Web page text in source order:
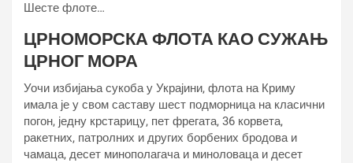
Шесте флоте…
ЦРНОМОРСКА ФЛОТА КАО СУЖАЊ
ЦРНОГ МОРА
Уочи избијања сукоба у Украјини, флота на Криму
имала је у свом саставу шест подморница на класични
погон, једну крстарицу, пет фрегата, 36 корвета,
ракетних, патролних и других борбених бродова и
чамаца, десет минополагача и миноловаца и десет